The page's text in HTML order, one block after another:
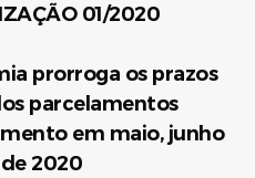
01/2020
prorroga os prazos
parcelamentos
em maio, junho
2020